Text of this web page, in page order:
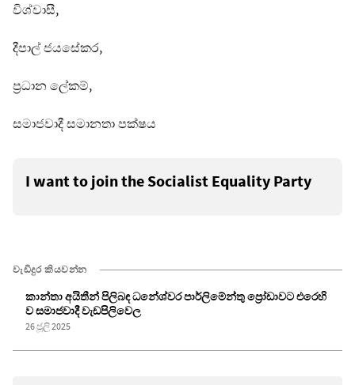
විශ්වාසී,
දීපාල් ජයසේකර,
ප්‍රධාන ලේකම්,
සමාජවාදී සමානතා පක්ෂය
I want to join the Socialist Equality Party
වැඩිදුර කියවන්න
කාන්තා අයිතීන් පිලිබඳ ධනේශ්වර පාර්ලිමේන්තු ප්‍රෝඩාවට එරෙහි
ව සමාජවාදී වැඩපිලිවෙල
26 ජූලි 2025